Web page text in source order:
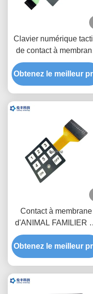
Clavier numérique
de contact à
de LED, commutateur
tactile d'affichage à
cristaux liquides de
Obtenez le meilleur
Contact à membrane
d'ANIMAL FAMILIER
FPC, commutateur
clavier de membrane
d'ODM d'OEM
Obtenez le meilleur